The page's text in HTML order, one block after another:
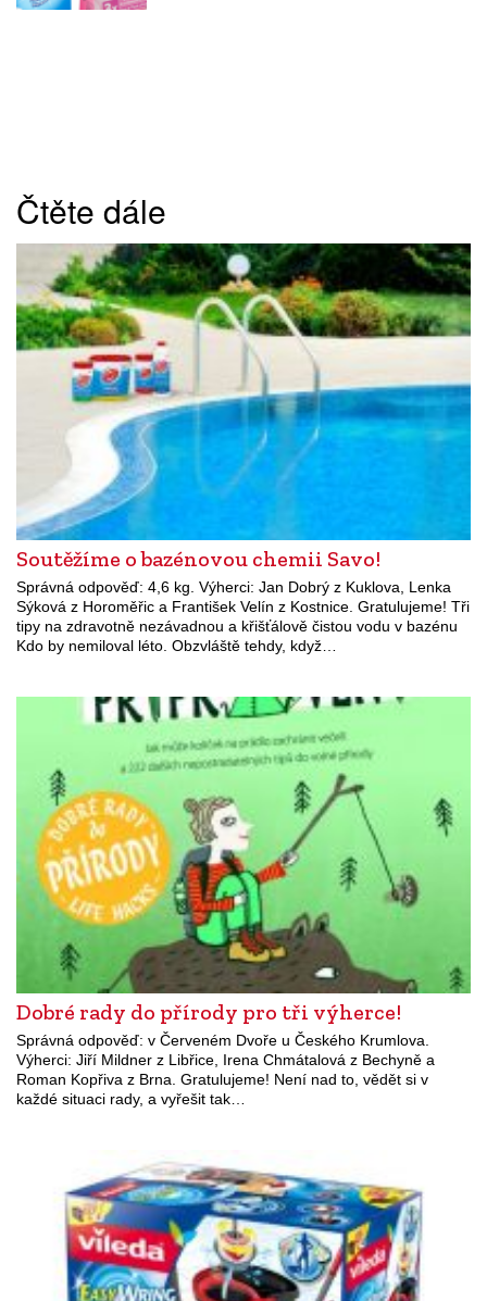
Čtěte dále
Soutěžíme o bazénovou chemii Savo!
Správná odpověď: 4,6 kg. Výherci: Jan Dobrý z Kuklova, Lenka
Sýková z Horoměřic a František Velín z Kostnice. Gratulujeme! Tři
tipy na zdravotně nezávadnou a křišťálově čistou vodu v bazénu
Kdo by nemiloval léto. Obzvláště tehdy, když…
Dobré rady do přírody pro tři výherce!
Správná odpověď: v Červeném Dvoře u Českého Krumlova.
Výherci: Jiří Mildner z Libřice, Irena Chmátalová z Bechyně a
Roman Kopřiva z Brna. Gratulujeme! Není nad to, vědět si v
každé situaci rady, a vyřešit tak…